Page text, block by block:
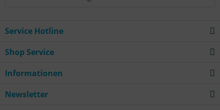
Service Hotline
Shop Service
Informationen
Newsletter